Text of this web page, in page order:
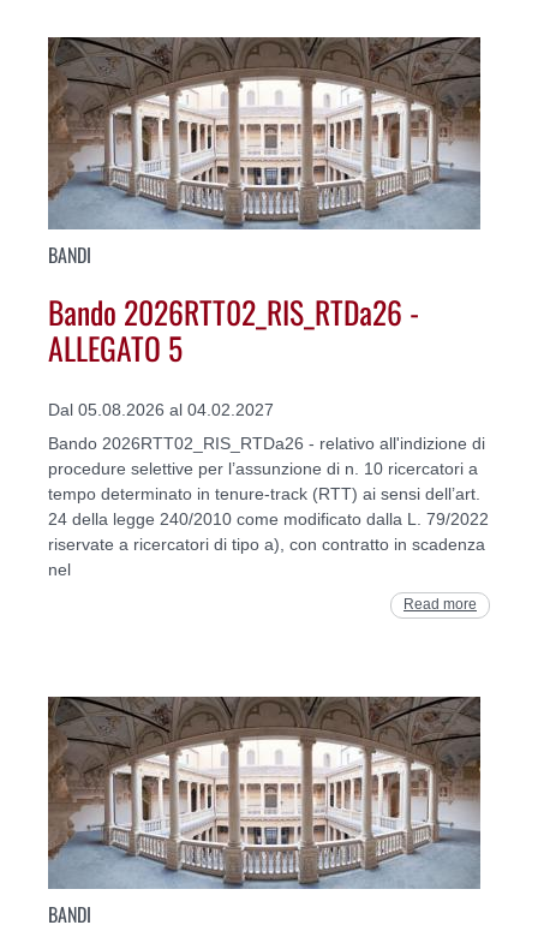
BANDI
Bando 2026RTT02_RIS_RTDa26 -
ALLEGATO 5
Dal 05.08.2026 al 04.02.2027
Bando 2026RTT02_RIS_RTDa26 - relativo all'indizione di
procedure selettive per l’assunzione di n. 10 ricercatori a
tempo determinato in tenure-track (RTT) ai sensi dell’art.
24 della legge 240/2010 come modificato dalla L. 79/2022
riservate a ricercatori di tipo a), con contratto in scadenza
nel
Read more
BANDI